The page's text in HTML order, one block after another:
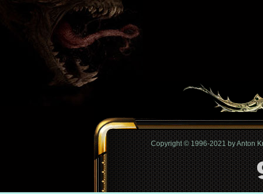
Copyright © 1996-2021 by Anton